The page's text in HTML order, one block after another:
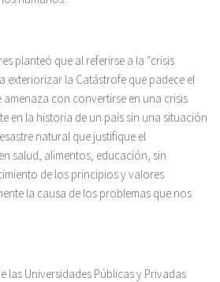
planteó que al referirse a la “crisis
exteriorizar la Catástrofe que padece el
amenaza con convertirse en una crisis
en la historia de un país sin una situación
natural que justifique el
salud, alimentos, educación, sin
de los principios y valores
la causa de los problemas que nos
las Universidades Públicas y Privadas